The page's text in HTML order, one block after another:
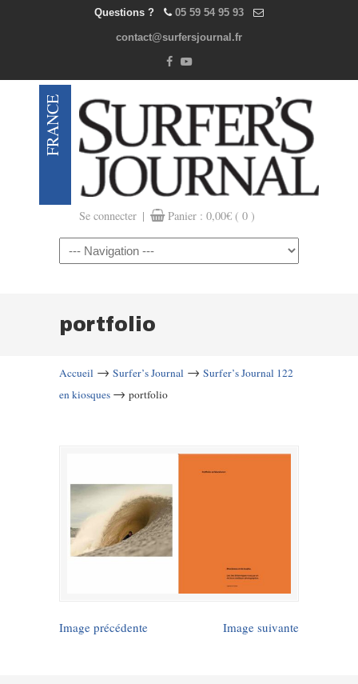
Questions ? 05 59 54 95 93
contact@surfersjournal.fr
Se connecter | Panier : 0,00€ ( 0 )
Navigation
portfolio
Accueil → Surfer’s Journal → Surfer’s Journal 122
en kiosques → portfolio
Image précédente Image suivante